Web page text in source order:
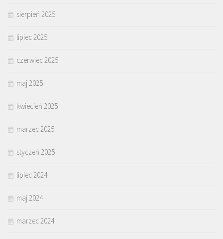
sierpień 2025
lipiec 2025
czerwiec 2025
maj 2025
kwiecień 2025
marzec 2025
styczeń 2025
lipiec 2024
maj 2024
marzec 2024